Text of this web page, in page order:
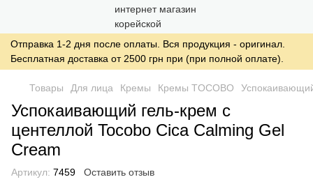
Отправка 1-2 дня после оплаты. Вся продукция - оригинал.
Бесплатная доставка от 2500 грн при (при полной оплате).
Товары Для лица Кремы Кремы TOCOBO
Успокаивающий гель‑крем с
центеллой Tocobo Cica Calming Gel
Cream
Артикул: 7459 Оставить отзыв